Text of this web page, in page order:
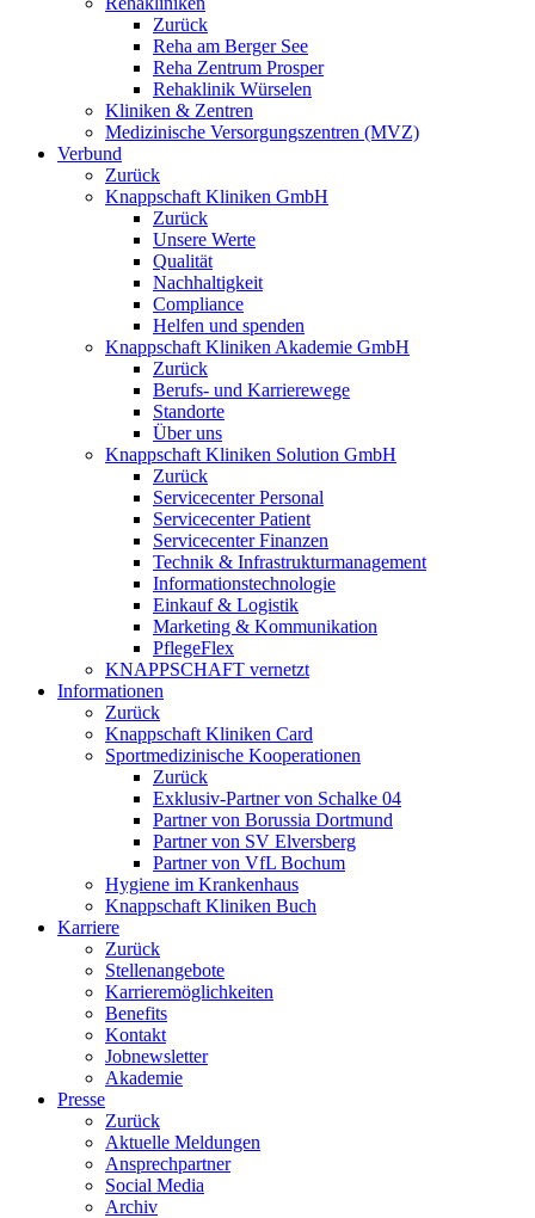
Zurück
Reha am Berger See
Reha Zentrum Prosper
Rehaklinik Würselen
Kliniken & Zentren
Medizinische Versorgungszentren (MVZ)
Verbund
Zurück
Knappschaft Kliniken GmbH
Zurück
Unsere Werte
Qualität
Nachhaltigkeit
Compliance
Helfen und spenden
Knappschaft Kliniken Akademie GmbH
Zurück
Berufs- und Karrierewege
Standorte
Über uns
Knappschaft Kliniken Solution GmbH
Zurück
Servicecenter Personal
Servicecenter Patient
Servicecenter Finanzen
Technik & Infrastrukturmanagement
Informationstechnologie
Einkauf & Logistik
Marketing & Kommunikation
PflegeFlex
KNAPPSCHAFT vernetzt
Informationen
Zurück
Knappschaft Kliniken Card
Sportmedizinische Kooperationen
Zurück
Exklusiv-Partner von Schalke 04
Partner von Borussia Dortmund
Partner von SV Elversberg
Partner von VfL Bochum
Hygiene im Krankenhaus
Knappschaft Kliniken Buch
Karriere
Zurück
Stellenangebote
Karrieremöglichkeiten
Benefits
Kontakt
Jobnewsletter
Akademie
Presse
Zurück
Aktuelle Meldungen
Ansprechpartner
Social Media
Archiv